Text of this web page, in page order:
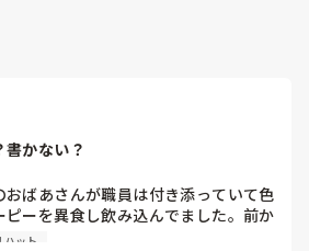
かない？
ばあさんが職員は付き添っていて色
ーを異食し飲み込んでました。前か
ありました。
ハット